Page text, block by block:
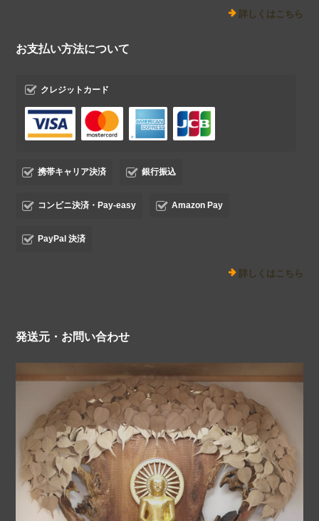
詳しくはこちら
お支払い方法について
クレジットカード
携帯キャリア決済 銀行振込
コンビニ決済・Pay-easy Amazon Pay
PayPal 決済
詳しくはこちら
発送元・お問い合わせ